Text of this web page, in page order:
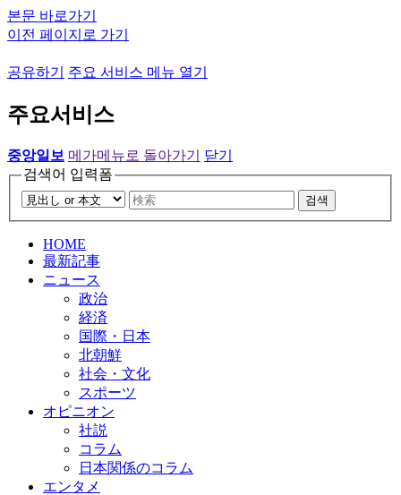
본문 바로가기
이전 페이지로 가기
공유하기 주요 서비스 메뉴 열기
주요서비스
중앙일보 메가메뉴로 돌아가기
닫기
검색어 입력폼
검색
HOME
最新記事
ニュース
政治
経済
国際・日本
北朝鮮
社会・文化
スポーツ
オピニオン
社説
コラム
日本関係のコラム
エンタメ